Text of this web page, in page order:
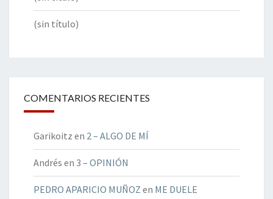
(sin título)
COMENTARIOS RECIENTES
Garikoitz en 2 – ALGO DE MÍ
Andrés en 3 – OPINIÓN
PEDRO APARICIO MUÑOZ en ME DUELE